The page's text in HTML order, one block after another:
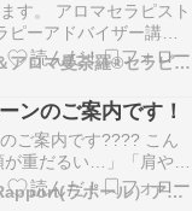
す。 アロマセラピスト
ピーアドバイザー講習
だけでなく、クラフト
ョンワークもある参加
んなで一緒にアロマス
ます。 どんなシーンで
アロマスクール＆アロマ曼荼羅®セラピー My Earth
ンのご案内です！
ご案内です???? こん
が重だるい…」「肩や背
むくみが取れない」な
てスッキリさせたい方
【高槻市北部】Rapport(ラポール）アロマの教室